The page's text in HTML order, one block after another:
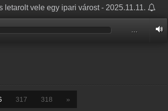
vele egy ipari várost - 2025.11.11.
317 318 »